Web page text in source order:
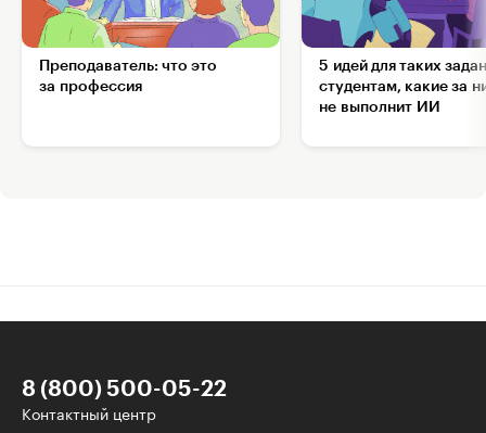
Преподаватель: что это
за профессия
5 идей для таких
студентам, какие за
не выполнит ИИ
8 (800) 500-05-22
Контактный центр